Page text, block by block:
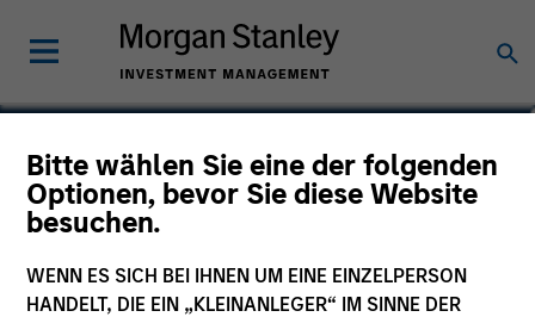
Bitte wählen Sie eine der folgenden
Optionen, bevor Sie diese Website
besuchen.
WENN ES SICH BEI IHNEN UM EINE EINZELPERSON
HANDELT, DIE EIN „KLEINANLEGER“ IM SINNE DER
Claus Vinge Skrumsager
Head of Secured Private Credit